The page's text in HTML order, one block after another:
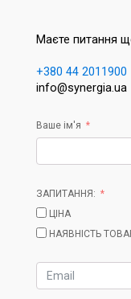
Маєте питання
+380 44 2011900
info@synergia.ua
Ваше ім'я
ЗАПИТАННЯ:
ЦІНА
НАЯВНІСТЬ